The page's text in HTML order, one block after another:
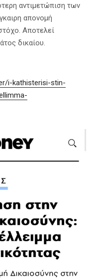
αντιμετώπιση των
απονομή
Αποτελεί
δικαίου.
i-kathisterisi-stin-